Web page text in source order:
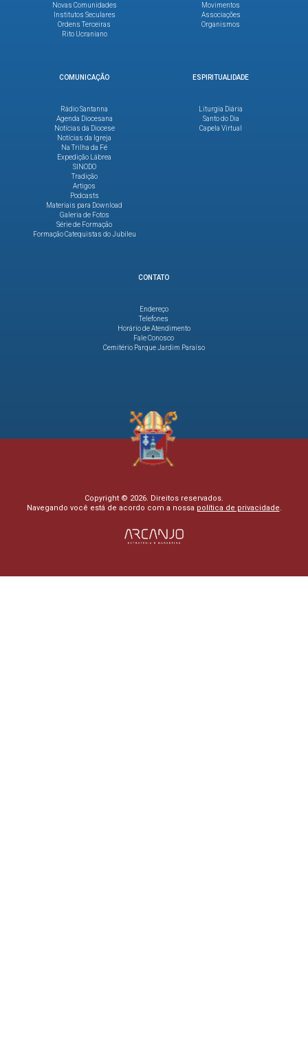
Novas Comunidades
Institutos Seculares
Ordens Terceiras
Rito Ucraniano
Movimentos
Associações
Organismos
COMUNICAÇÃO
Rádio Santanna
Agenda Diocesana
Notícias da Diocese
Notícias da Igreja
Na Trilha da Fé
Expedição Lábrea
SINODO
Tradição
Artigos
Podcasts
Materiais para Download
Galeria de Fotos
Série de Formação
Formação Catequistas do Jubileu
ESPIRITUALIDADE
Liturgia Diária
Santo do Dia
Capela Virtual
CONTATO
Endereço
Telefones
Horário de Atendimento
Fale Conosco
Cemitério Parque Jardim Paraíso
Copyright © 2026. Direitos reservados.
Navegando você está de acordo com a nossa política de privacidade.